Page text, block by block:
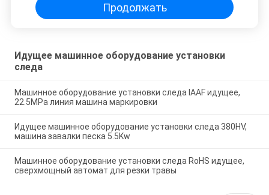
Продолжать
Идущее машинное оборудование установки
следа
Машинное оборудование установки следа IAAF идущее,
22.5MPa линия машина маркировки
Идущее машинное оборудование установки следа 380HV,
машина завалки песка 5.5Kw
Машинное оборудование установки следа RoHS идущее,
сверхмощный автомат для резки травы